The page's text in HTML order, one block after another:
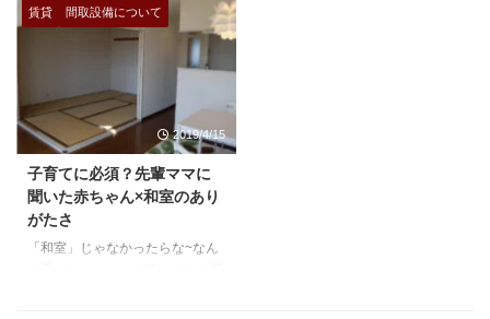
が、 ...
社指定の保証会社を使うことにな
ります。 今回はフォーシーズ㈱
という保証会社について、書きた
いと思います。 保証会社の審査
基準、勝手にランキング フォー
シーズ株式会社 私達フォーシ
ーズ株式会社は、企業理念にある
『人が煩わしいと思う事、やりた
くないと思う事。』を行う事こそ
が存在意義なのだと考え、創業以
来、一貫して追求し続けてまいり
ました。お陰様で多くの入居者
賃貸 間取設備について
2019/4/15
子育てに必須？先輩ママに
聞いた赤ちゃん×和室のあり
がたさ
「和室」じゃなかったらな~なん